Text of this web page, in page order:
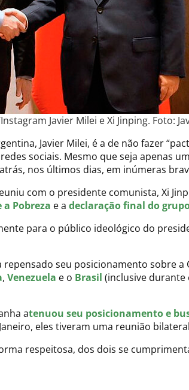
Javier Milei e Xi Jinping. Foto:
Javier Milei, é a de não fazer
sociais. Mesmo que seja apenas
nos últimos dias, em inúmeras
com o presidente comunista, Xi
Pobreza e a declaração final do
para o público ideológico do
seu posicionamento sobre
, Venezuela e o Brasil (inclusive durante
atenuou seu posicionamento e
eles tiveram uma reunião
respeitosa, dos dois se